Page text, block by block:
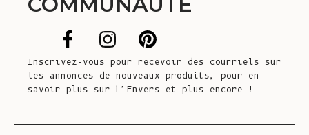
Inscrivez-vous pour recevoir des courriels sur
les annonces de nouveaux produits, pour en
savoir plus sur L'Envers et plus encore !